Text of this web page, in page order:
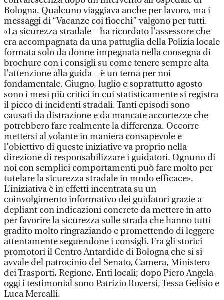
Bologna. Qualcuno viaggiava anche per lavoro, ma i
messaggi di “Vacanze coi fiocchi” valgono per tutti.
«La sicurezza stradale – ha ricordato l’assessore che
era accompagnata da una pattuglia della Polizia locale
formata solo da donne impegnata nella consegna di
brochure con i consigli su come tenere sempre alta
l’attenzione alla guida – è un tema per noi
fondamentale. Giugno, luglio e soprattutto agosto
sono i mesi più critici in cui statisticamente si registra
il picco di incidenti stradali. Tanti episodi sono
causati da distrazione e da mancate accortezze che
potrebbero fare realmente la differenza. Occorre
mettersi al volante in maniera consapevole e
l’obiettivo di queste iniziative va proprio nella
direzione di responsabilizzare i guidatori. Ognuno di
noi con semplici comportamenti può fare molto per
tutelare la sicurezza stradale in modo efficace».
L’iniziativa è in effetti incentrata su un
coinvolgimento informativo dei guidatori grazie a
depliant con indicazioni concrete da mettere in atto
per favorire la sicurezza sulle strada che hanno tutti
gradito molto ringraziando e promettendo di leggere
attentamente seguendone i consigli. Fra gli storici
promotori il Centro Antardide di Bologna che si si
avvale del patrocinio del Senato, Camera, Ministero
dei Trasporti, Regione, Enti locali; dopo Piero Angela
oggi i testimonial sono Patrizio Roversi, Tessa Gelisio e
Luca Mercalli.